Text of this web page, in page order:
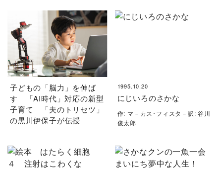
子どもの「脳力」を伸ば
す 「AI時代」対応の新型
子育て 「夫のトリセツ」
の黒川伊保子が伝授
1995.10.20
にじいろのさかな
作: マ－カス･フィスタ－訳: 谷川
俊太郎